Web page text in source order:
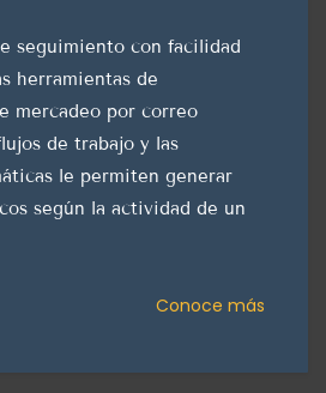
seguimiento con facilidad
herramientas de
mercadeo por correo
de trabajo y las
le permiten generar
según la actividad de un
Conoce más